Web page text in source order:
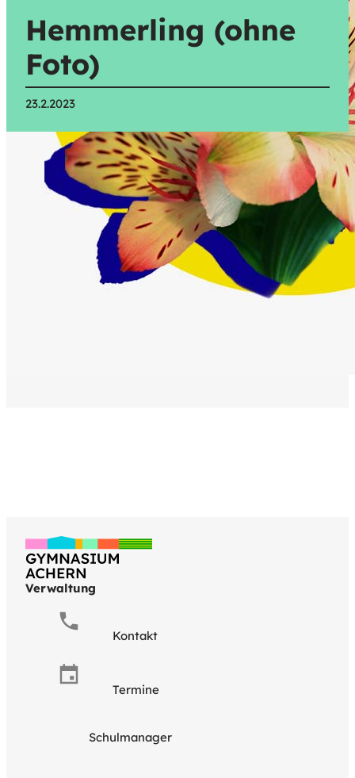
Hemmerling (ohne
Foto)
23.2.2023
Verwaltung
Kontakt
Termine
Schulmanager